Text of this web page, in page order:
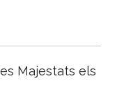
Majestats els